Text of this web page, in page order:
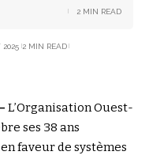
2025 2 MIN READ
2 MIN READ
L’Organisation Ouest-
ses 38 ans
faveur de systèmes